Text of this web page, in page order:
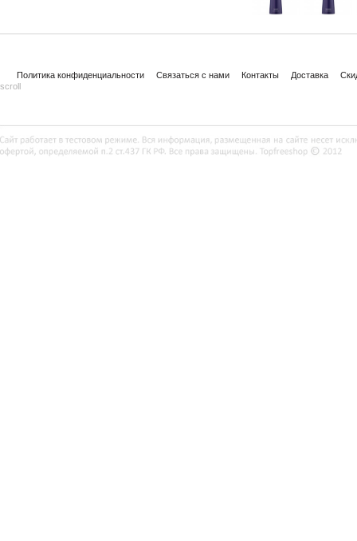
Политика конфиденциальности Связаться с нами Контакты Доставка
scroll